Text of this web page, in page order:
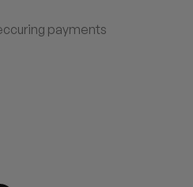
payments